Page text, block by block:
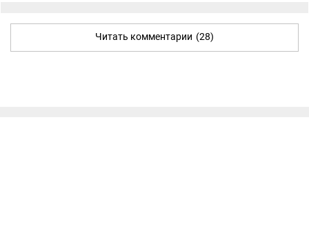
Читать комментарии (28)